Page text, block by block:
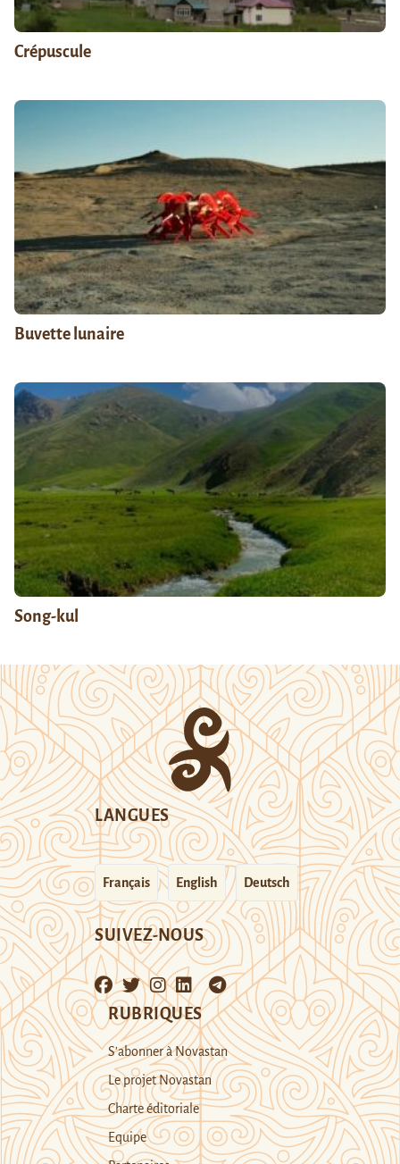
Crépuscule
Buvette lunaire
Song-kul
LANGUES
Français English Deutsch
SUIVEZ-NOUS
RUBRIQUES
S’abonner à Novastan
Le projet Novastan
Charte éditoriale
Equipe